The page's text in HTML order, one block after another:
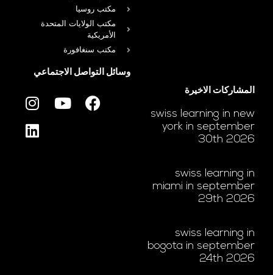
مكتب روسيا
مكتب الولايات المتحدة
الأمريكية
مكتب سنغافورة
المشاركات الاخيرة
swiss learning in new
york in september
30th 2026
swiss learning in
miami in september
29th 2026
swiss learning in
bogota in september
24th 2026
وسائل التواصل الاجتماعي